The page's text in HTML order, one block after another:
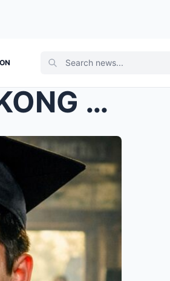
LABINDALAWANG TAON AKONG TINAWAG NA ANAK NG BASURE...